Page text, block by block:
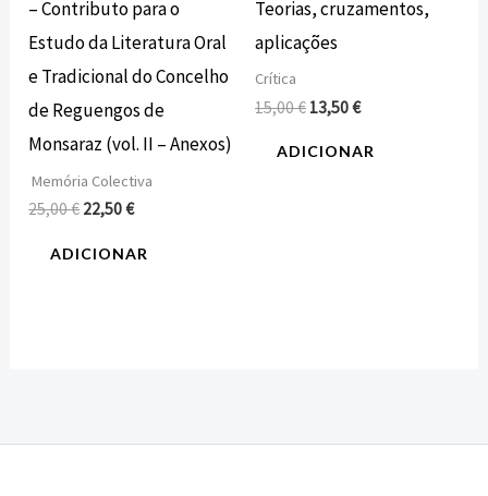
– Contributo para o
Estudo da Literatura Oral
e Tradicional do Concelho
de Reguengos de
Monsaraz (vol. II – Anexos)
Memória Colectiva
25,00€ 22,50€
ADICIONAR
Teorias, cruzamentos,
aplicações
Crítica
15,00€ 13,50€
ADICIONAR